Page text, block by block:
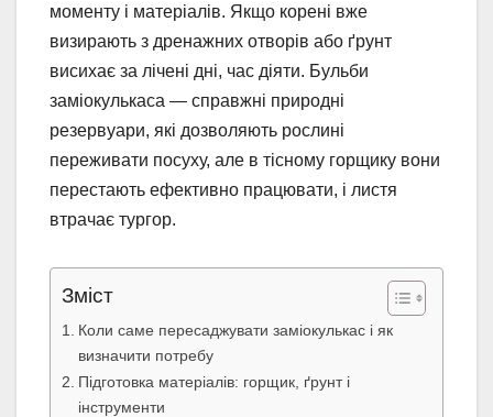
моменту і матеріалів. Якщо корені вже
визирають з дренажних отворів або ґрунт
висихає за лічені дні, час діяти. Бульби
заміокулькаса — справжні природні
резервуари, які дозволяють рослині
переживати посуху, але в тісному горщику вони
перестають ефективно працювати, і листя
втрачає тургор.
Зміст
Коли саме пересаджувати заміокулькас і як
визначити потребу
Підготовка матеріалів: горщик, ґрунт і
інструменти